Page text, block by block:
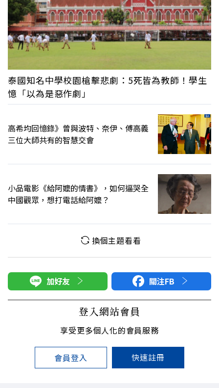
泰國知名中學校園槍擊悲劇：5死皆為教師！學生
憶「以為是惡作劇」
高希均回憶錄》曾與波特、奈伊、傅高義
三位大師共有的智慧交會
小品電影《給阿嬤的情書》，如何逼哭全
中國觀眾，想打電話給阿嬤？
換個主題看看
加好友 關注FB
登入網站會員
享受更多個人化的會員服務
會員登入 快速註冊